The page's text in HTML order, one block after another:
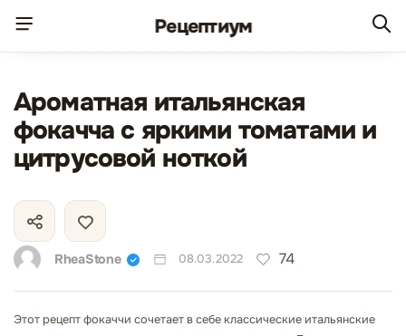
Рецептиум
Ароматная итальянская
фокачча с яркими томатами и
цитрусовой ноткой
RheaStone 08.03.2022 74
Этот рецепт фокаччи сочетает в себе классические итальянские